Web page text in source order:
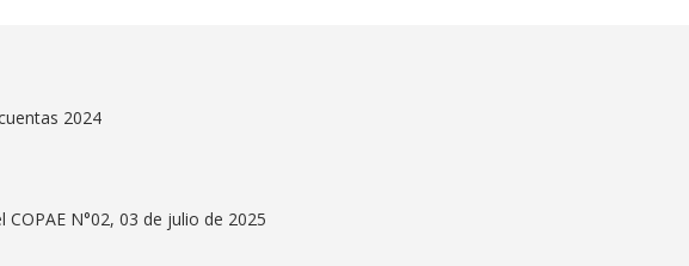
2024
COPAE N°02, 03 de julio de 2025